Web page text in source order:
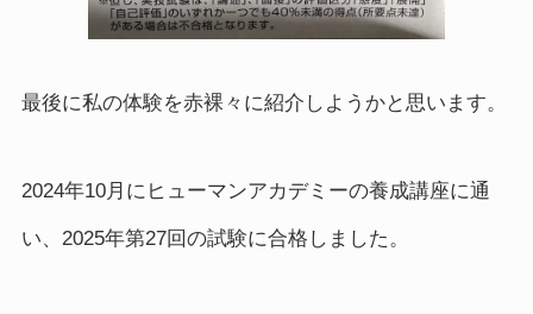
最後に私の体験を赤裸々に紹介しようかと思います。
2024年10月にヒューマンアカデミーの養成講座に通
い、2025年第27回の試験に合格しました。